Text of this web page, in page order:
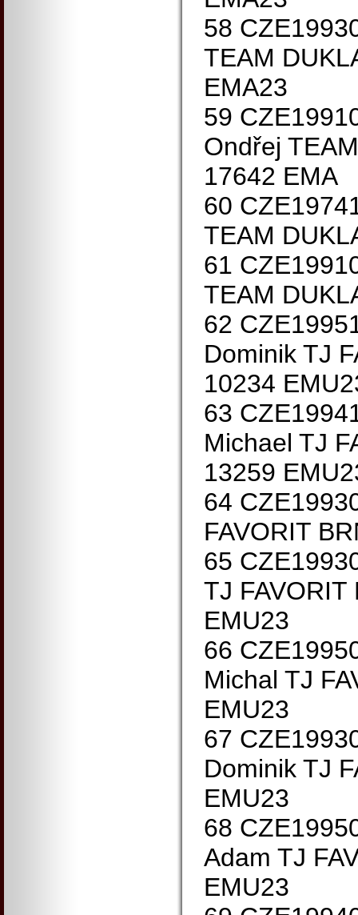
58
TEAM
EMA23
59
Ondřej
17642 EMA
60
TEAM
61
TEAM
62
Dominik TJ
10234
63
Michael TJ
13259
64
FAVORIT
65
TJ FAVORIT
EMU23
66
Michal TJ
EMU23
67
Dominik TJ
EMU23
68
Adam TJ
EMU23